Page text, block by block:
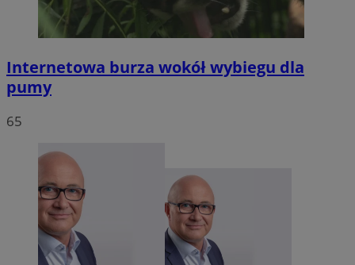
Internetowa burza wokół wybiegu dla
pumy
65